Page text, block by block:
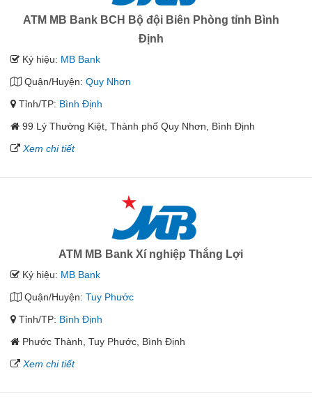
ATM MB Bank BCH Bộ đội Biên Phòng tỉnh Bình
Định
Ký hiệu: MB Bank
Quận/Huyện: Quy Nhơn
Tỉnh/TP: Bình Định
99 Lý Thường Kiệt, Thành phố Quy Nhơn, Bình Định
Xem chi tiết
ATM MB Bank Xí nghiệp Thắng Lợi
Ký hiệu: MB Bank
Quận/Huyện: Tuy Phước
Tỉnh/TP: Bình Định
Phước Thành, Tuy Phước, Bình Định
Xem chi tiết